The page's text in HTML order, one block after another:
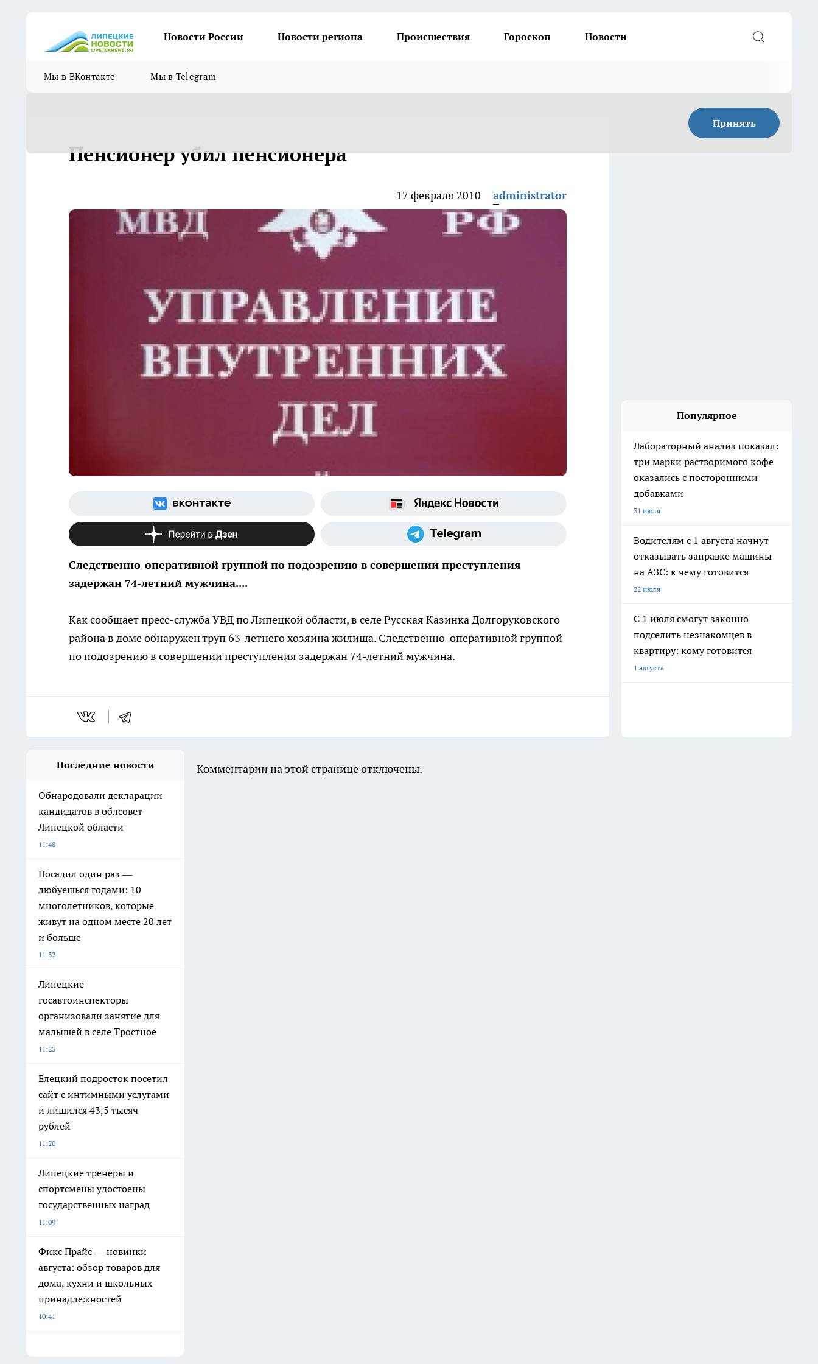
Новости России Новости региона Происшествия Гороскоп Новости
Мы в ВКонтакте Мы в Telegram
Принять
Пенсионер убил пенсионера
17 февраля 2010 administrator
Следственно-оперативной группой по подозрению в совершении преступления
задержан 74-летний мужчина....
Как сообщает пресс-служба УВД по Липецкой области, в селе Русская Казинка Долгоруковского
района в доме обнаружен труп 63-летнего хозяина жилища. Следственно-оперативной группой
по подозрению в совершении преступления задержан 74-летний мужчина.
Популярное
Лабораторный анализ показал:
три марки растворимого кофе
оказались с посторонними
добавками
31 июля
Водителям с 1 августа начнут
отказывать заправке машины
на АЗС: к чему готовится
22 июля
С 1 июля смогут законно
подселить незнакомцев в
квартиру: кому готовится
1 августа
Последние новости
Обнародовали декларации
кандидатов в облсовет
Липецкой области
11:48
Посадил один раз —
любуешься годами: 10
многолетников, которые
живут на одном месте 20 лет
и больше
11:32
Липецкие
госавтоинспекторы
организовали занятие для
малышей в селе Тростное
11:23
Елецкий подросток посетил
сайт с интимными услугами
и лишился 43,5 тысяч
рублей
11:20
Липецкие тренеры и
спортсмены удостоены
государственных наград
11:09
Фикс Прайс — новинки
августа: обзор товаров для
дома, кухни и школьных
принадлежностей
10:41
Комментарии на этой странице отключены.